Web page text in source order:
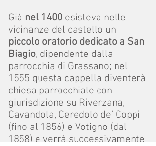
Già nel 1400 esisteva nelle
vicinanze del castello un
piccolo oratorio dedicato a San
Biagio, dipendente dalla
parrocchia di Grassano; nel
1555 questa cappella diventerà
chiesa parrocchiale con
giurisdizione su Riverzana,
Cavandola, Ceredolo de’ Coppi
(fino al 1856) e Votigno (dal
1858) e verrà successivamente